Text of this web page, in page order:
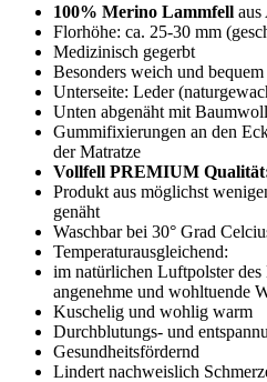
100% Merino Lammfell aus
Florhöhe: ca. 25-30 mm
Medizinisch gegerbt
Besonders weich und bequem
Unterseite: Leder
Unten abgenäht mit
Gummifixierungen an den
der Matratze
Vollfell PREMIUM
Produkt aus möglichst
genäht
Waschbar bei 30° Grad
Temperaturausgleichend:
im natürlichen Luftpolster
angenehme und wohltuende
Kuschelig und wohlig warm
Durchblutungs- und
Gesundheitsfördernd
Lindert nachweislich